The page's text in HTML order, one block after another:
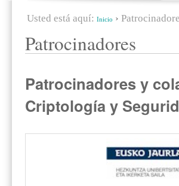
Usted está aquí: Inicio ›
Patrocinadores
Patrocinadores y
Criptología y